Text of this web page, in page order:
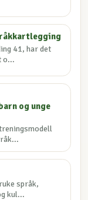
41, har det
o...
og unge
språk,
kul...